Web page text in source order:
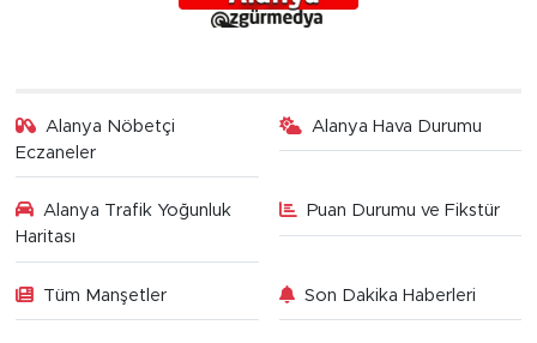
Alanya Nöbetçi
Eczaneler
Alanya Hava Durumu
Alanya Trafik Yoğunluk
Haritası
Puan Durumu ve Fikstür
Tüm Manşetler Son Dakika Haberleri